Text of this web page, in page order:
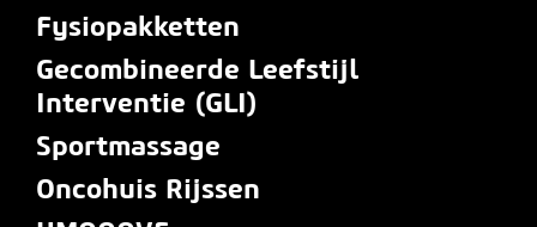
Fysiopakketten
Gecombineerde Leefstijl
Interventie (GLI)
Sportmassage
Oncohuis Rijssen